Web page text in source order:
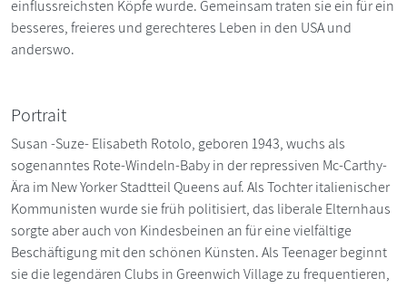
einflussreichsten Köpfe wurde. Gemeinsam traten sie ein für ein
besseres, freieres und gerechteres Leben in den USA und
anderswo.
Portrait
Susan -Suze- Elisabeth Rotolo, geboren 1943, wuchs als
sogenanntes Rote-Windeln-Baby in der repressiven Mc-Carthy-
Ära im New Yorker Stadtteil Queens auf. Als Tochter italienischer
Kommunisten wurde sie früh politisiert, das liberale ­Elternhaus
sorgte aber auch von Kindesbeinen an für eine vielfältige
Beschäftigung mit den schönen Künsten. Als ­Teenager beginnt
sie die legendären Clubs in Greenwich Village zu frequentieren,